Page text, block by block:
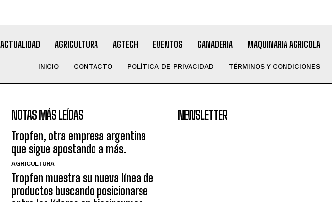
ACTUALIDAD AGRICULTURA AGTECH EVENTOS GANADERÍA MAQUINARIA AGRÍCOLA
INICIO CONTACTO POLÍTICA DE PRIVACIDAD TÉRMINOS Y CONDICIONES
NOTAS MÁS LEÍDAS
Tropfen, otra empresa argentina
que sigue apostando a más.
AGRICULTURA
Tropfen muestra su nueva línea de
productos buscando posicionarse
NEWSLETTER